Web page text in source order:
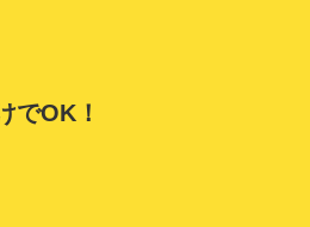
でOK！